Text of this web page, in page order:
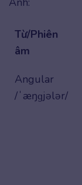
Từ/Phiên
âm
Angular
/ˈæŋɡjələr/